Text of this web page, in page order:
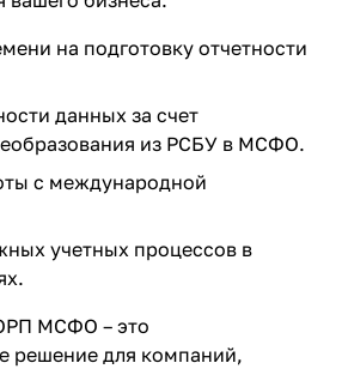
на подготовку отчетности
данных за счет
из РСБУ в МСФО.
с международной
учетных процессов в
МСФО – это
решение для компаний,